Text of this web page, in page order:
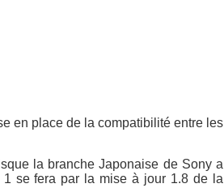
en place de la compatibilité entre les
la branche Japonaise de Sony a
se fera par la mise à jour 1.8 de la